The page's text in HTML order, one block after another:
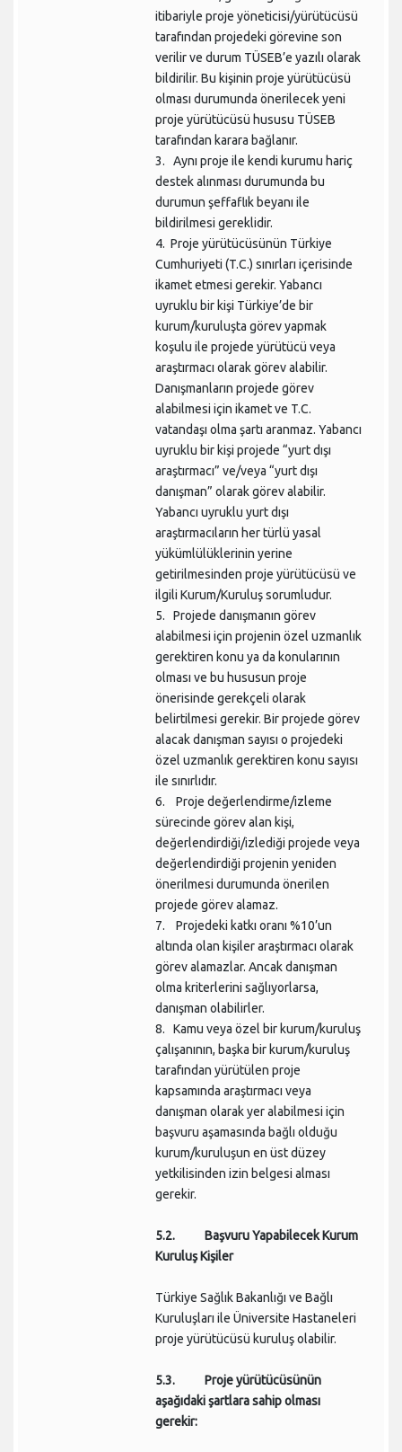
itibariyle proje yöneticisi/yürütücüsü
tarafından projedeki görevine son
verilir ve durum TÜSEB’e yazılı olarak
bildirilir. Bu kişinin proje yürütücüsü
olması durumunda önerilecek yeni
proje yürütücüsü hususu TÜSEB
tarafından karara bağlanır.
3. Aynı proje ile kendi kurumu hariç
destek alınması durumunda bu
durumun şeffaflık beyanı ile
bildirilmesi gereklidir.
4. Proje yürütücüsünün Türkiye
Cumhuriyeti (T.C.) sınırları içerisinde
ikamet etmesi gerekir. Yabancı
uyruklu bir kişi Türkiye’de bir
kurum/kuruluşta görev yapmak
koşulu ile projede yürütücü veya
araştırmacı olarak görev alabilir.
Danışmanların projede görev
alabilmesi için ikamet ve T.C.
vatandaşı olma şartı aranmaz. Yabancı
uyruklu bir kişi projede “yurt dışı
araştırmacı” ve/veya “yurt dışı
danışman” olarak görev alabilir.
Yabancı uyruklu yurt dışı
araştırmacıların her türlü yasal
yükümlülüklerinin yerine
getirilmesinden proje yürütücüsü ve
ilgili Kurum/Kuruluş sorumludur.
5. Projede danışmanın görev
alabilmesi için projenin özel uzmanlık
gerektiren konu ya da konularının
olması ve bu hususun proje
önerisinde gerekçeli olarak
belirtilmesi gerekir. Bir projede görev
alacak danışman sayısı o projedeki
özel uzmanlık gerektiren konu sayısı
ile sınırlıdır.
6. Proje değerlendirme/izleme
sürecinde görev alan kişi,
değerlendirdiği/izlediği projede veya
değerlendirdiği projenin yeniden
önerilmesi durumunda önerilen
projede görev alamaz.
7. Projedeki katkı oranı %10’un
altında olan kişiler araştırmacı olarak
görev alamazlar. Ancak danışman
olma kriterlerini sağlıyorlarsa,
danışman olabilirler.
8. Kamu veya özel bir kurum/kuruluş
çalışanının, başka bir kurum/kuruluş
tarafından yürütülen proje
kapsamında araştırmacı veya
danışman olarak yer alabilmesi için
başvuru aşamasında bağlı olduğu
kurum/kuruluşun en üst düzey
yetkilisinden izin belgesi alması
gerekir.
5.2. Başvuru Yapabilecek Kurum
Kuruluş Kişiler
Türkiye Sağlık Bakanlığı ve Bağlı
Kuruluşları ile Üniversite Hastaneleri
proje yürütücüsü kuruluş olabilir.
5.3. Proje yürütücüsünün
aşağıdaki şartlara sahip olması
gerekir: